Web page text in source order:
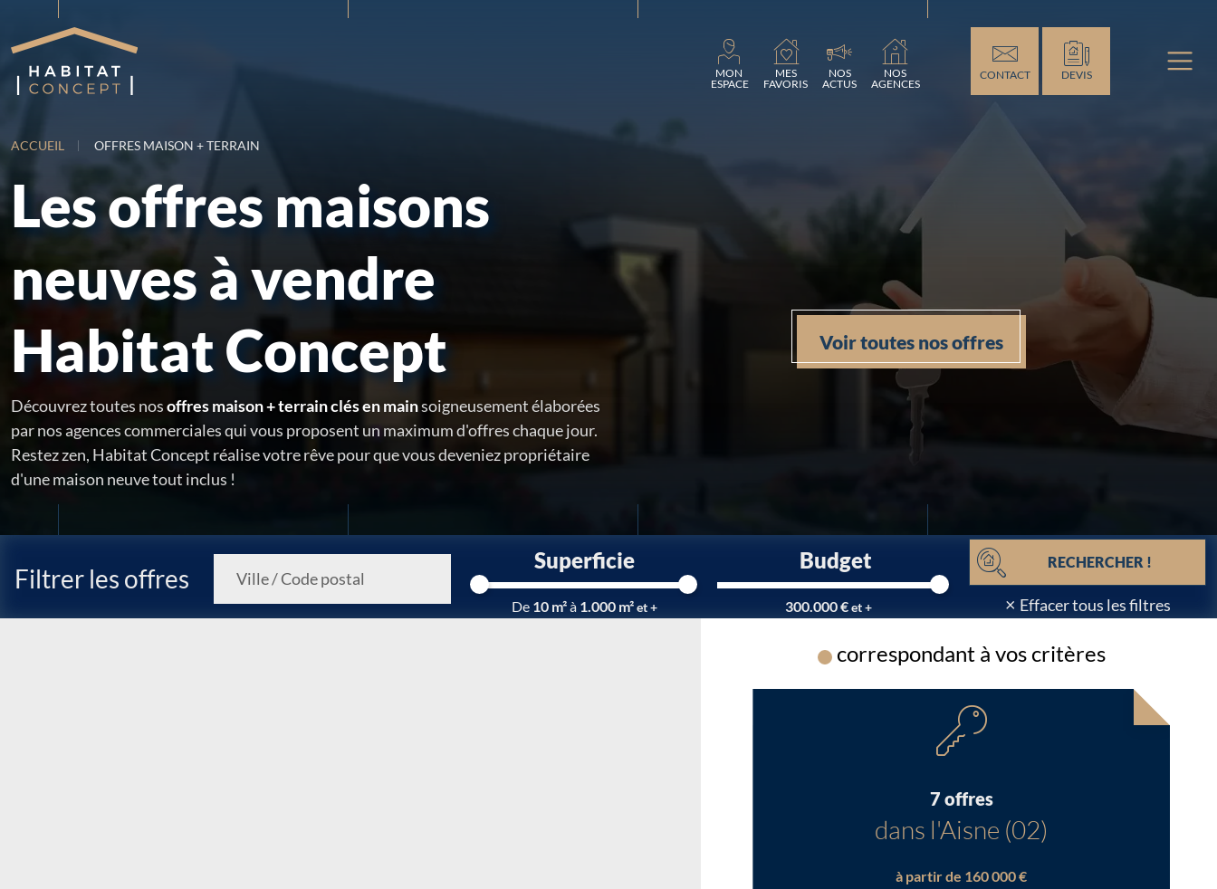
MON
ESPACE
Chargement...
MES
FAVORIS
NOS
ACTUS
NOS
AGENCES
CONTACT DEVIS
ACCUEIL OFFRES MAISON + TERRAIN
Les offres maisons
neuves à vendre
Habitat Concept
Découvrez toutes nosoffres maison + terrain clés en mainsoigneusement élaborées
par nos agences commerciales qui vous proposent un maximum d'offres chaque jour.
Restez zen, Habitat Concept réalise votre rêve pour que vous deveniez propriétaire
d'une maison neuve tout inclus !
Voir toutes nos offres
Filtrer les offres
Superficie
De 10 m²à 1.000 m²et +
Budget
300.000 €et +
RECHERCHER !
× Effacer tous les filtres
Chargement...
correspondant à vos critères
7 offres
dans l'Aisne (02)
à partir de 160 000 €